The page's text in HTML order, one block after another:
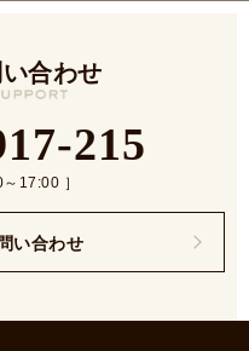
合わせ
215
17:00 ］
い合わせ